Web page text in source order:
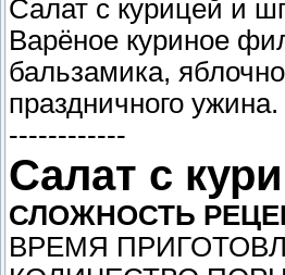
Салат с курицей и
Варёное куриное
бальзамика,
праздничного ужина.
------------
Салат с
СЛОЖНОСТЬ
ВРЕМЯ